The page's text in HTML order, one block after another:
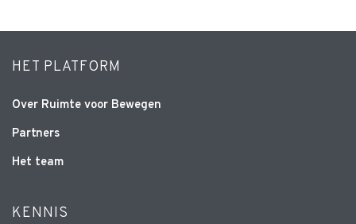
HET PLATFORM
Over Ruimte voor Bewegen
Partners
Het team
KENNIS